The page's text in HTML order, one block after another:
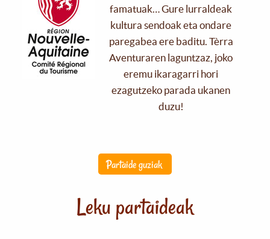
famatuak… Gure lurraldeak
kultura sendoak eta ondare
paregabea ere baditu. Tèrra
Aventuraren laguntzaz, joko
eremu ikaragarri hori
ezagutzeko parada ukanen
duzu!
Partaide guziak
Leku partaideak